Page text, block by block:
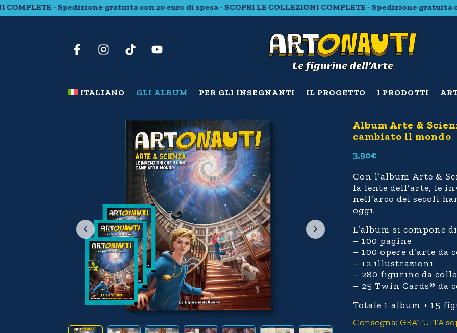
- Spedizione gratuita con 20 euro di spesa - SCOPRI LE COLLEZIONI COMPLETE - Spedizione gratuita con 20
ITALIANO GLI ALBUM PER GLI INSEGNANTI IL PROGETTO I PRODOTTI
Album Arte &
cambiato il mondo
3,90€
Con l’album Arte &
la lente dell’arte, le
nell’arco dei secoli
oggi.
L’album si compone
– 100 pagine
– 100 opere d’arte da
– 12 illustrazioni
– 280 figurine da
– 25 Twin Cards® da
Totale 1 album + 15
Consegna: GRATUITA